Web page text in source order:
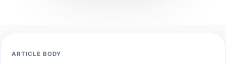
ARTICLE BODY